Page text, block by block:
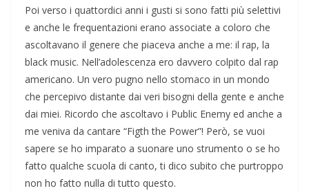
Poi verso i quattordici anni i gusti si sono fatti più selettivi
e anche le frequentazioni erano associate a coloro che
ascoltavano il genere che piaceva anche a me: il rap, la
black music. Nell’adolescenza ero davvero colpito dal rap
americano. Un vero pugno nello stomaco in un mondo
che percepivo distante dai veri bisogni della gente e anche
dai miei. Ricordo che ascoltavo i Public Enemy ed anche a
me veniva da cantare “Figth the Power”! Però, se vuoi
sapere se ho imparato a suonare uno strumento o se ho
fatto qualche scuola di canto, ti dico subito che purtroppo
non ho fatto nulla di tutto questo.